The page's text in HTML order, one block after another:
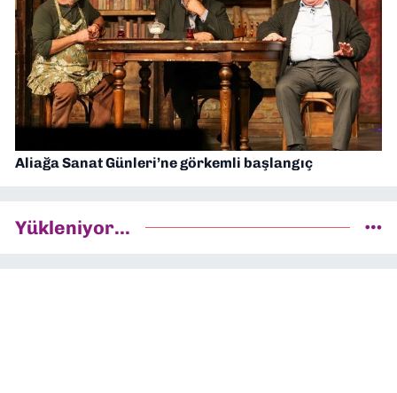
Aliağa Sanat Günleri’ne görkemli başlangıç
Yükleniyor...